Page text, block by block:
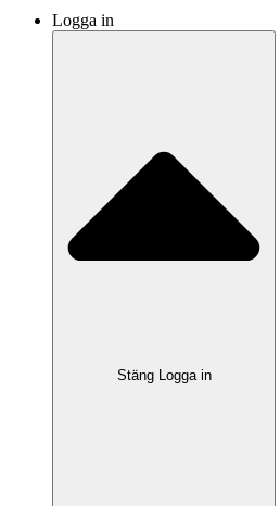
Logga in
Stäng Logga in